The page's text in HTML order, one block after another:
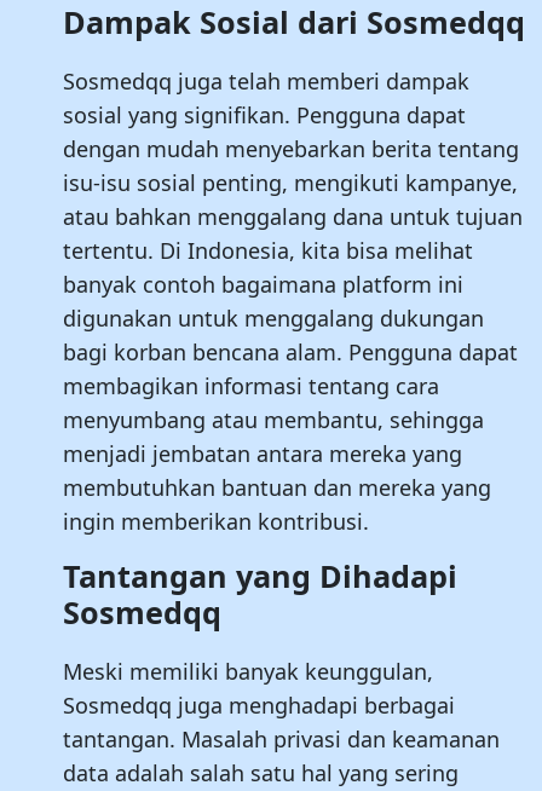
Dampak Sosial dari Sosmedqq
Sosmedqq juga telah memberi dampak
sosial yang signifikan. Pengguna dapat
dengan mudah menyebarkan berita tentang
isu-isu sosial penting, mengikuti kampanye,
atau bahkan menggalang dana untuk tujuan
tertentu. Di Indonesia, kita bisa melihat
banyak contoh bagaimana platform ini
digunakan untuk menggalang dukungan
bagi korban bencana alam. Pengguna dapat
membagikan informasi tentang cara
menyumbang atau membantu, sehingga
menjadi jembatan antara mereka yang
membutuhkan bantuan dan mereka yang
ingin memberikan kontribusi.
Tantangan yang Dihadapi
Sosmedqq
Meski memiliki banyak keunggulan,
Sosmedqq juga menghadapi berbagai
tantangan. Masalah privasi dan keamanan
data adalah salah satu hal yang sering